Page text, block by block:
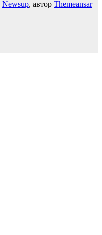
Newsup, автор Themeansar